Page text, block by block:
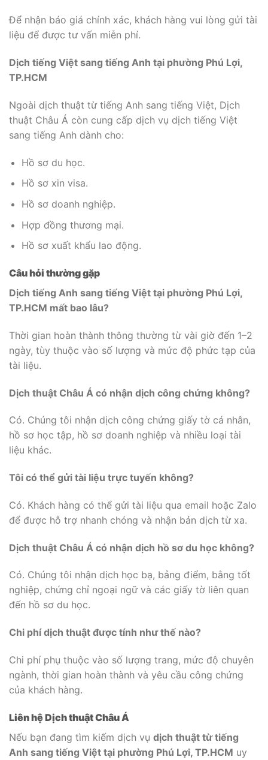
Để nhận báo giá chính xác, khách hàng vui lòng gửi tài
liệu để được tư vấn miễn phí.
Dịch tiếng Việt sang tiếng Anh tại phường Phú Lợi,
TP.HCM
Ngoài dịch thuật từ tiếng Anh sang tiếng Việt, Dịch
thuật Châu Á còn cung cấp dịch vụ dịch tiếng Việt
sang tiếng Anh dành cho:
Hồ sơ du học.
Hồ sơ xin visa.
Hồ sơ doanh nghiệp.
Hợp đồng thương mại.
Hồ sơ xuất khẩu lao động.
Câu hỏi thường gặp
Dịch tiếng Anh sang tiếng Việt tại phường Phú Lợi,
TP.HCM mất bao lâu?
Thời gian hoàn thành thông thường từ vài giờ đến 1–2
ngày, tùy thuộc vào số lượng và mức độ phức tạp của
tài liệu.
Dịch thuật Châu Á có nhận dịch công chứng không?
Có. Chúng tôi nhận dịch công chứng giấy tờ cá nhân,
hồ sơ học tập, hồ sơ doanh nghiệp và nhiều loại tài
liệu khác.
Tôi có thể gửi tài liệu trực tuyến không?
Có. Khách hàng có thể gửi tài liệu qua email hoặc Zalo
để được hỗ trợ nhanh chóng và nhận bản dịch từ xa.
Dịch thuật Châu Á có nhận dịch hồ sơ du học không?
Có. Chúng tôi nhận dịch học bạ, bảng điểm, bằng tốt
nghiệp, chứng chỉ ngoại ngữ và các giấy tờ liên quan
đến hồ sơ du học.
Chi phí dịch thuật được tính như thế nào?
Chi phí phụ thuộc vào số lượng trang, mức độ chuyên
ngành, thời gian hoàn thành và yêu cầu công chứng
của khách hàng.
Liên hệ Dịch thuật Châu Á
Nếu bạn đang tìm kiếm dịch vụ dịch thuật từ tiếng
Anh sang tiếng Việt tại phường Phú Lợi, TP.HCM uy